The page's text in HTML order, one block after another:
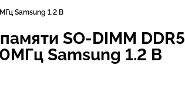
Samsung 1.2 В
SO-DIMM DDR5
Samsung 1.2 В